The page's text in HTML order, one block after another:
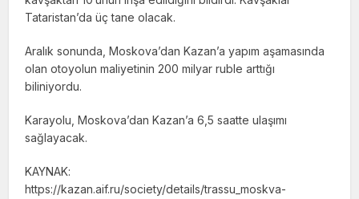
Tataristan’da üç tane olacak.
Aralık sonunda, Moskova’dan Kazan’a yapım aşamasında
olan otoyolun maliyetinin 200 milyar ruble arttığı
biliniyordu.
Karayolu, Moskova’dan Kazan’a 6,5 ​​saatte ulaşımı
sağlayacak.
KAYNAK:
https://kazan.aif.ru/society/details/trassu_moskva-